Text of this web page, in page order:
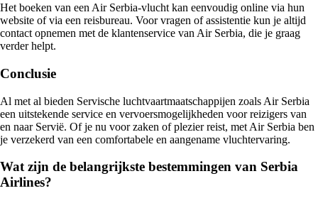
Het boeken van een Air Serbia-vlucht kan eenvoudig online via hun
website of via een reisbureau. Voor vragen of assistentie kun je altijd
contact opnemen met de klantenservice van Air Serbia, die je graag
verder helpt.
Conclusie
Al met al bieden Servische luchtvaartmaatschappijen zoals Air Serbia
een uitstekende service en vervoersmogelijkheden voor reizigers van
en naar Servië. Of je nu voor zaken of plezier reist, met Air Serbia ben
je verzekerd van een comfortabele en aangename vluchtervaring.
Wat zijn de belangrijkste bestemmingen van Serbia
Airlines?